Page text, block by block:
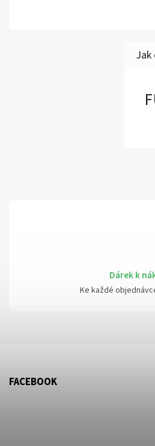
Dárek k
Ke každé
FACEBOOK